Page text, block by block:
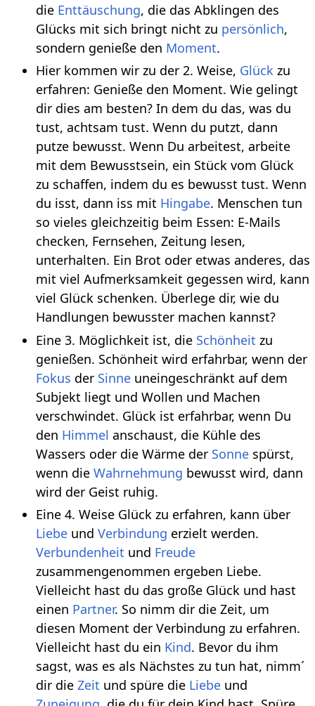
die Enttäuschung, die das Abklingen des
Glücks mit sich bringt nicht zu persönlich,
sondern genieße den Moment.
Hier kommen wir zu der 2. Weise, Glückzu
erfahren: Genieße den Moment. Wie gelingt
dir dies am besten? In dem du das, was du
tust, achtsam tust. Wenn du putzt, dann
putze bewusst. Wenn Du arbeitest, arbeite
mit dem Bewusstsein, ein Stück vom Glück
zu schaffen, indem du es bewusst tust. Wenn
du isst, dann iss mit Hingabe. Menschen tun
so vieles gleichzeitig beim Essen: E-Mails
checken, Fernsehen, Zeitung lesen,
unterhalten. Ein Brot oder etwas anderes, das
mit viel Aufmerksamkeit gegessen wird, kann
viel Glück schenken. Überlege dir, wie du
Handlungen bewusster machen kannst?
Eine 3. Möglichkeit ist, die Schönheit zu
genießen. Schönheit wird erfahrbar, wenn der
Fokus der Sinneuneingeschränkt auf dem
Subjekt liegt und Wollen und Machen
verschwindet. Glück ist erfahrbar, wenn Du
den Himmel anschaust, die Kühle des
Wassers oder die Wärme der Sonnespürst,
wenn die Wahrnehmung bewusst wird, dann
wird der Geist ruhig.
Eine 4. Weise Glück zu erfahren, kann über
Liebeund Verbindung erzielt werden.
Verbundenheit und Freude
zusammengenommen ergeben Liebe.
Vielleicht hast du das große Glück und hast
einen Partner. So nimm dir die Zeit, um
diesen Moment der Verbindung zu erfahren.
Vielleicht hast du ein Kind. Bevor du ihm
sagst, was es als Nächstes zu tun hat, nimm´
dir die Zeit und spüre die Liebeund